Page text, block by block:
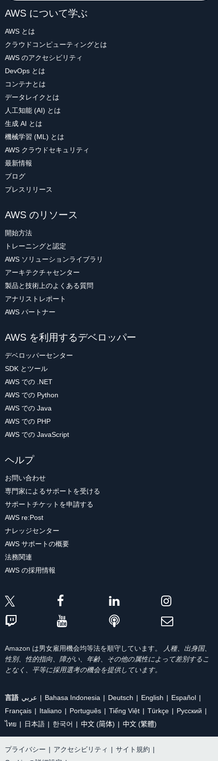
AWS について学ぶ
AWS とは
クラウドコンピューティングとは
AWS のアクセシビリティ
DevOps とは
コンテナとは
データレイクとは
人工知能 (AI) とは
生成 AI とは
機械学習 (ML) とは
AWS クラウドセキュリティ
最新情報
ブログ
プレスリリース
AWS のリソース
開始方法
トレーニングと認定
AWS ソリューションライブラリ
アーキテクチャセンター
製品と技術上のよくある質問
アナリストレポート
AWS パートナー
AWS を利用するデベロッパー
デベロッパーセンター
SDK とツール
AWS での .NET
AWS での Python
AWS での Java
AWS での PHP
AWS での JavaScript
ヘルプ
お問い合わせ
専門家によるサポートを受ける
サポートチケットを申請する
AWS re:Post
ナレッジセンター
AWS サポートの概要
法務関連
AWS の採用情報
Amazon は男女雇用機会均等法を順守しています。
人種、出身国、
性別、性的指向、障がい、年齢、その他の属性によって差別するこ
となく、平等に採用選考の機会を提供しています。
言語 عربي Bahasa Indonesia Deutsch English
Español
Français
Italiano Português Tiếng Việt Türkçe
Ρусский
ไทย
日本語 한국어 中文 (简体) 中文 (繁體)
プライバシー | アクセシビリティ | サイト規約 |